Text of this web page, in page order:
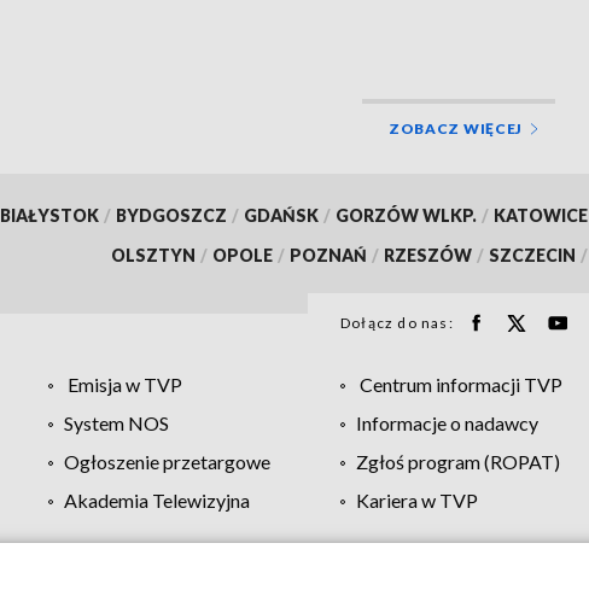
ZOBACZ WIĘCEJ
BIAŁYSTOK / BYDGOSZCZ / GDAŃSK / GORZÓW WLKP. / KATOWICE
OLSZTYN / OPOLE / POZNAŃ / RZESZÓW / SZCZECIN /
Dołącz do nas:
Emisja w TVP Centrum informacji TVP
System NOS Informacje o nadawcy
Ogłoszenie przetargowe Zgłoś program (ROPAT)
Akademia Telewizyjna Kariera w TVP